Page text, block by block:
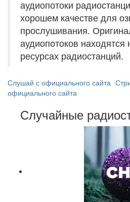
аудиопотоки
хорошем качестве для
прослушивания.
аудиопотоков
ресурсах радиостанций.
Слушай с официального сайта
официального сайта
Случайные